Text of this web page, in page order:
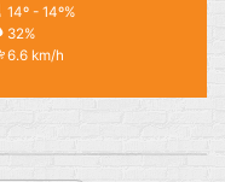
14º - 14º%
32%
6.6 km/h